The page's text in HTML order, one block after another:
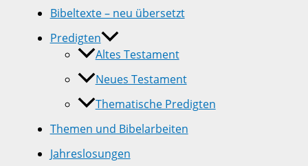
Bibeltexte – neu übersetzt
Predigten
Altes Testament
Neues Testament
Thematische Predigten
Themen und Bibelarbeiten
Jahreslosungen